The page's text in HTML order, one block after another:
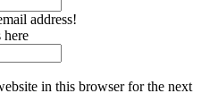
address!
here
in this browser for the next